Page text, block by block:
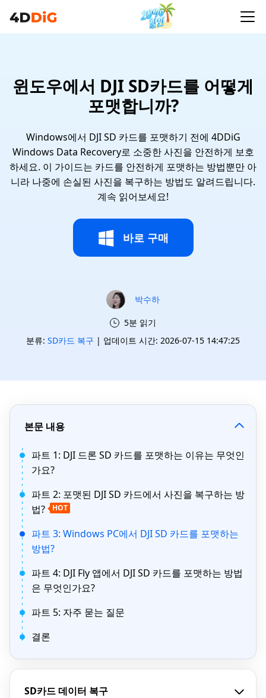
윈도우에서 DJI SD카드를 어떻게
포맷합니까?
Windows에서 DJI SD 카드를 포맷하기 전에 4DDiG
Windows Data Recovery로 소중한 사진을 안전하게 보호
하세요. 이 가이드는 카드를 안전하게 포맷하는 방법뿐만 아
니라 나중에 손실된 사진을 복구하는 방법도 알려드립니다.
계속 읽어보세요!
바로 구매
박수하
5분 읽기
분류: SD카드 복구 | 업데이트 시간: 2026-07-15 14:47:25
본문 내용
파트 1: DJI 드론 SD 카드를 포맷하는 이유는 무엇인
가요?
파트 2: 포맷된 DJI SD 카드에서 사진을 복구하는 방
법?
HOT
파트 3: Windows PC에서 DJI SD 카드를 포맷하는
방법?
파트 4: DJI Fly 앱에서 DJI SD 카드를 포맷하는 방법
은 무엇인가요?
파트 5: 자주 묻는 질문
결론
SD카드 데이터 복구